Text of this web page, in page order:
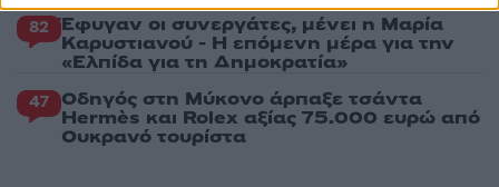
82 Έφυγαν οι συνεργάτες, μένει η Μαρία
Καρυστιανού - Η επόμενη μέρα για την
«Ελπίδα για τη Δημοκρατία»
47 Οδηγός στη Μύκονο άρπαξε τσάντα
Hermès και Rolex αξίας 75.000 ευρώ από
Ουκρανό τουρίστα